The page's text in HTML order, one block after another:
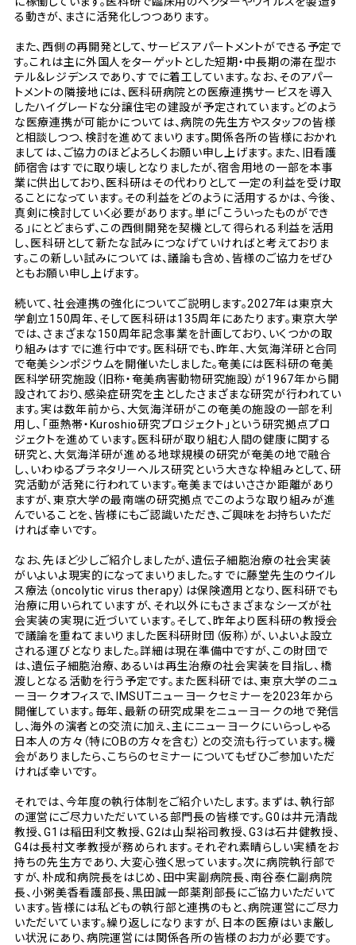
る動きが、まさに活発化しつつあります。
また、西側の再開発として、サービスアパートメントができる予定で
す。これは主に外国人をターゲットとした短期・中長期の滞在型ホ
テル＆レジデンスであり、すでに着工しています。なお、そのアパー
トメントの隣接地には、医科研病院との医療連携サービスを導入
したハイグレードな分譲住宅の建設が予定されています。どのよう
な医療連携が可能かについては、病院の先生方やスタッフの皆様
と相談しつつ、検討を進めてまいります。関係各所の皆様におかれ
ましては、ご協力のほどよろしくお願い申し上げます。また、旧看護
師宿舎はすでに取り壊しとなりましたが、宿舎用地の一部を本事
業に供出しており、医科研はその代わりとして一定の利益を受け取
ることになっています。その利益をどのように活用するかは、今後、
真剣に検討していく必要があります。単に「こういったものができ
る」にとどまらず、この西側開発を契機として得られる利益を活用
し、医科研として新たな試みにつなげていければと考えておりま
す。この新しい試みについては、議論も含め、皆様のご協力をぜひ
ともお願い申し上げます。
続いて、社会連携の強化についてご説明します。2027年は東京大
学創立150周年、そして医科研は135周年にあたります。東京大学
では、さまざまな150周年記念事業を計画しており、いくつかの取
り組みはすでに進行中です。医科研でも、昨年、大気海洋研と合同
で奄美シンポジウムを開催いたしました。奄美には医科研の奄美
医科学研究施設（旧称・奄美病害動物研究施設）が1967年から開
設されており、感染症研究を主としたさまざまな研究が行われてい
ます。実は数年前から、大気海洋研がこの奄美の施設の一部を利
用し、「亜熱帯・Kuroshio研究プロジェクト」という研究拠点プロ
ジェクトを進めています。医科研が取り組む人間の健康に関する
研究と、大気海洋研が進める地球規模の研究が奄美の地で融合
し、いわゆるプラネタリーヘルス研究という大きな枠組みとして、研
究活動が活発に行われています。奄美まではいささか距離があり
ますが、東京大学の最南端の研究拠点でこのような取り組みが進
んでいることを、皆様にもご認識いただき、ご興味をお持ちいただ
ければ幸いです。
なお、先ほど少しご紹介しましたが、遺伝子細胞治療の社会実装
がいよいよ現実的になってまいりました。すでに藤堂先生のウイル
ス療法（oncolytic virus therapy）は保険適用となり、医科研でも
治療に用いられていますが、それ以外にもさまざまなシーズが社
会実装の実現に近づいています。そして、昨年より医科研の教授会
で議論を重ねてまいりました医科研財団（仮称）が、いよいよ設立
される運びとなりました。詳細は現在準備中ですが、この財団で
は、遺伝子細胞治療、あるいは再生治療の社会実装を目指し、橋
渡しとなる活動を行う予定です。また医科研では、東京大学のニュ
ーヨークオフィスで、IMSUTニューヨークセミナーを2023年から
開催しています。毎年、最新の研究成果をニューヨークの地で発信
し、海外の演者との交流に加え、主にニューヨークにいらっしゃる
日本人の方々（特にOBの方々を含む）との交流も行っています。機
会がありましたら、こちらのセミナーについてもぜひご参加いただ
ければ幸いです。
それでは、今年度の執行体制をご紹介いたします。まずは、執行部
の運営にご尽力いただいている部門長の皆様です。G0は井元清哉
教授、G1は稲田利文教授、G2は山梨裕司教授、G3は石井健教授、
G4は長村文孝教授が務められます。それぞれ素晴らしい実績をお
持ちの先生方であり、大変心強く思っています。次に病院執行部で
すが、朴成和病院長をはじめ、田中実副病院長、南谷泰仁副病院
長、小粥美香看護部長、黒田誠一郎薬剤部長にご協力いただいて
います。皆様には私どもの執行部と連携のもと、病院運営にご尽力
いただいています。繰り返しになりますが、日本の医療はいま厳し
い状況にあり、病院運営には関係各所の皆様のお力が必要です。